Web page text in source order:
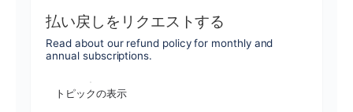
払い戻しをリクエストする
Read about our refund policy for monthly and
annual subscriptions.
トピックの表示